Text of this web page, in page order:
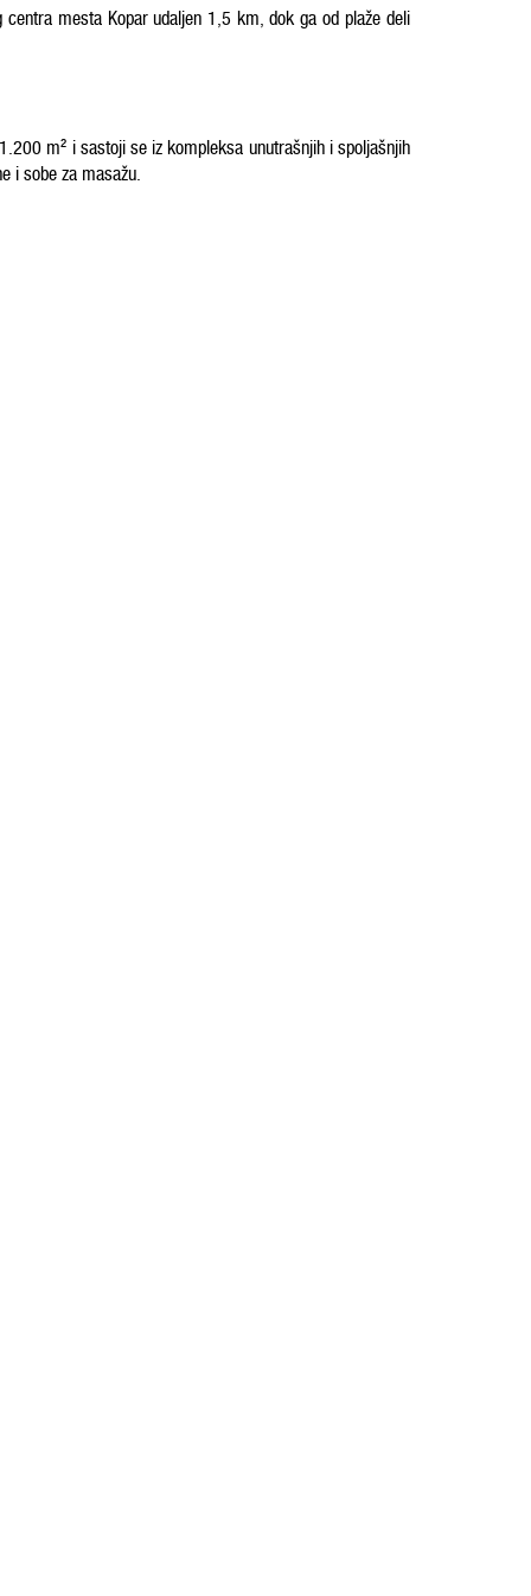
mesta Kopar udaljen 1,5 km, dok ga od plaže deli
m² i sastoji se iz kompleksa unutrašnjih i spoljašnjih
i sobe za masažu.